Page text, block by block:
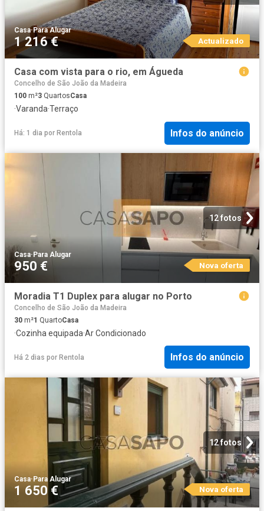
Casa· Para Alugar
1 216 € Actualizado
Casa com vista para o rio, em Águeda
Concelho de São João da Madeira
100 m²3 QuartosCasa
·Varanda·Terraço
Há: 1 dia por Rentola Infos do anúncio
12 fotos
Casa· Para Alugar
950 € Nova oferta
Moradia T1 Duplex para alugar no Porto
Concelho de São João da Madeira
30 m²1 QuartoCasa
·Cozinha equipada·Ar Condicionado
Há 2 dias por Rentola Infos do anúncio
12 fotos
Casa·Para Alugar
1 650 € Nova oferta